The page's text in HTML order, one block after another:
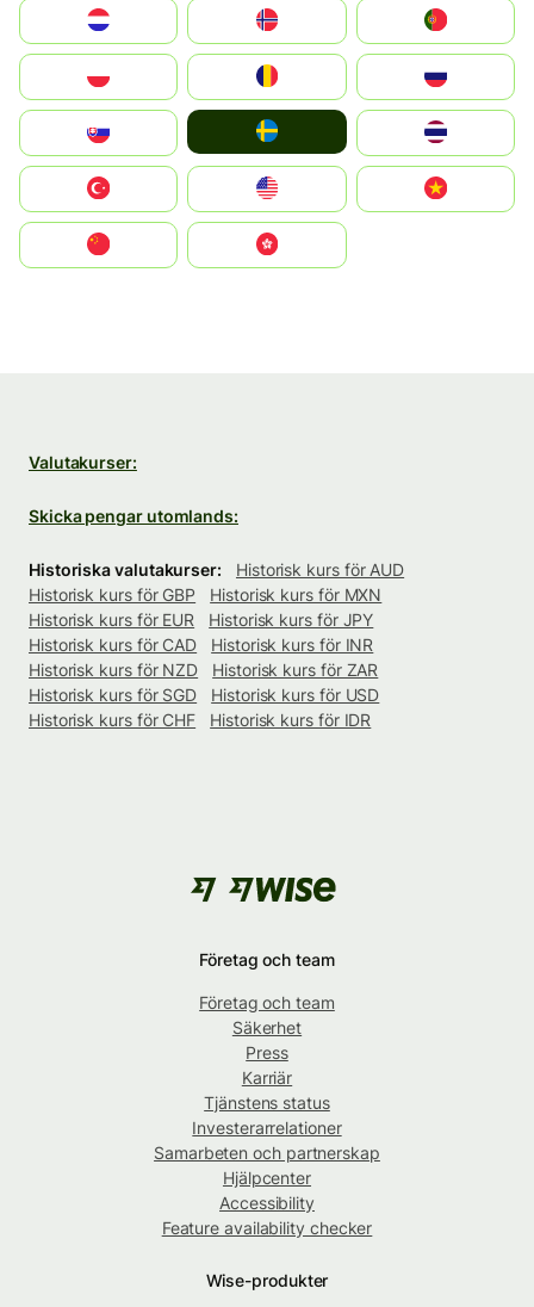
United States
中國香港特別行政區
Valutakurser:
Skicka pengar utomlands:
Historiska valutakurser:
Historisk kurs för AUD
Historisk kurs för GBP
Historisk kurs för MXN
Historisk kurs för EUR
Historisk kurs för JPY
Historisk kurs för CAD
Historisk kurs för INR
Historisk kurs för NZD
Historisk kurs för ZAR
Historisk kurs för SGD
Historisk kurs för USD
Historisk kurs för CHF
Historisk kurs för IDR
Företag och team
Företag och team
Säkerhet
Press
Karriär
Tjänstens status
Investerarrelationer
Samarbeten och partnerskap
Hjälpcenter
Accessibility
Feature availability checker
Wise-produkter